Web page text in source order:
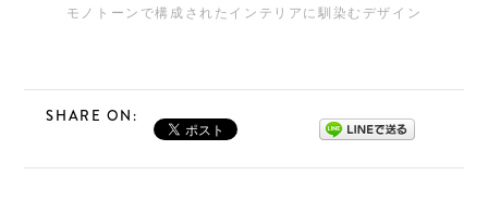
モノトーンで構成されたインテリアに馴染むデザイン
SHARE ON: